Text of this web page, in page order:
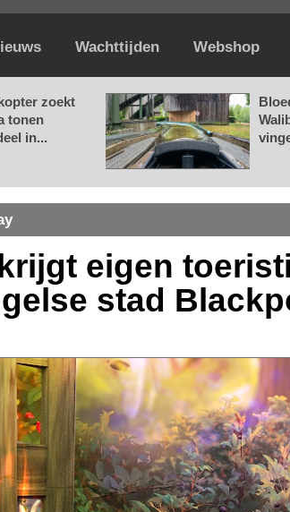
Wachttijden Webshop
zoekt
tonen
in...
eigen
stad